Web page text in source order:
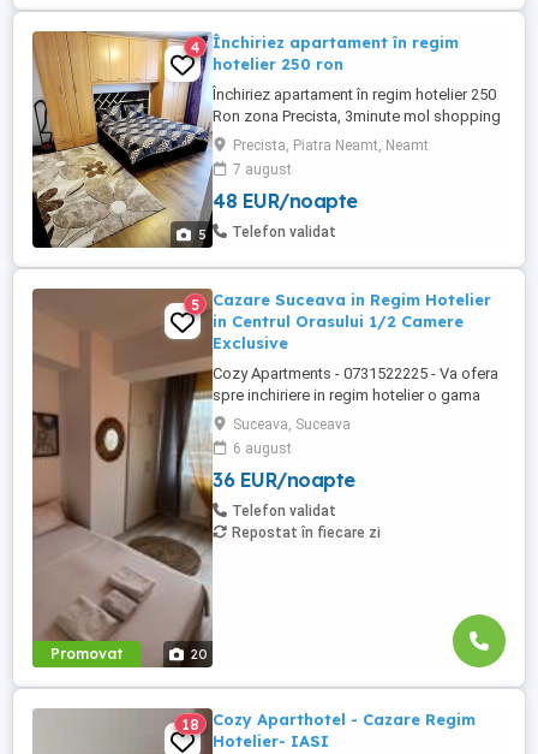
orasului. Spațiu modern, ...
5
4
Închiriez apartament în regim
hotelier 250 ron
Închiriez apartament în regim hotelier 250
Ron zona Precista, 3minute mol shopping
City ! Apartamentul este foarte comod,
compus din 2 camere , bae bucătărie și
hol mobilat și utilat situat la parter! Este
situat într-o zonă liniștită! Împrejurimi
shopping city,
Precista, Piatra Neamt, Neamt
7 august
48 EUR/noapte
Telefon validat
Promovat 20
5
Cazare Suceava in Regim Hotelier
in Centrul Orasului 1/2 Camere
Exclusive
Cozy Apartments - 0731522225 - Va ofera
spre inchiriere in regim hotelier o gama
variata de apartamente si garsoniere
situate in puncte cheie ale orasului
Suceava: Bulevardul George Enescu. In
centrul Orasului pe Esplanada langa
McDonald's. Bulevardul 1 Mai Obcini
Zamca Burdujeni Ipotesti Pentru ...
Suceava, Suceava
6 august
36 EUR/noapte
Telefon validat
Repostat în fiecare zi
18
Cozy Aparthotel - Cazare Regim
Hotelier- IASI